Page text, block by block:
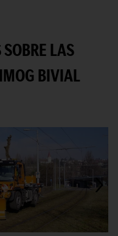
LAS
BIVIAL